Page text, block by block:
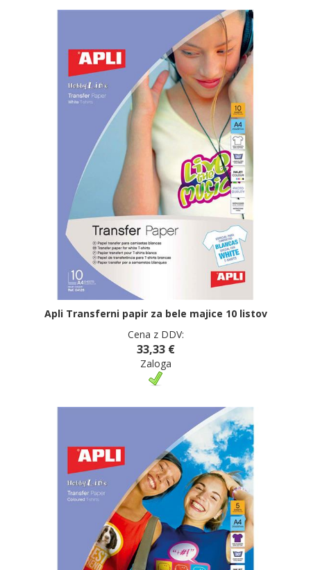
Apli Transferni papir za bele majice 10 listov
Cena z DDV:
33,33 €
Zaloga